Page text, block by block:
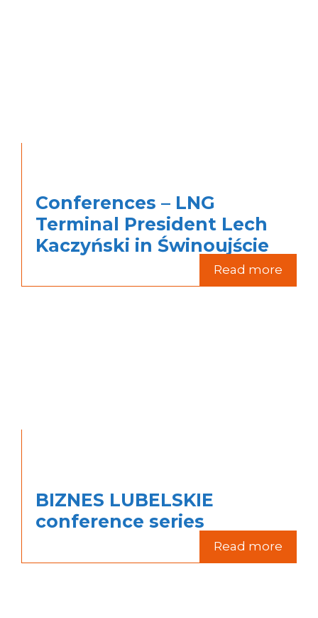
Conferences – LNG
Terminal President Lech
Kaczyński in Świnoujście
Read more
BIZNES LUBELSKIE
conference series
Read more